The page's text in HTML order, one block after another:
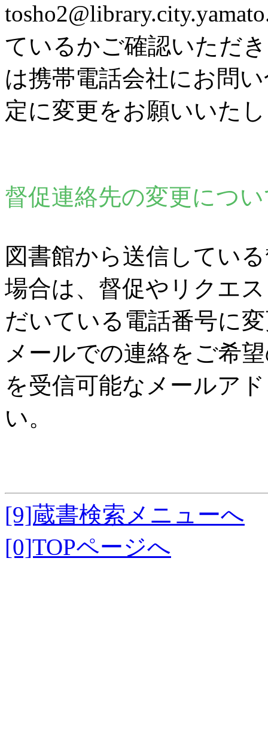
ているかご確認いただ
は携帯電話会社にお問
定に変更をお願いいた
督促連絡先の変更につ
図書館から送信してい
場合は、督促やリクエ
だいている電話番号に
メールでの連絡をご希
を受信可能なメールア
い。
[9]蔵書検索メニューへ
[0]TOPページへ